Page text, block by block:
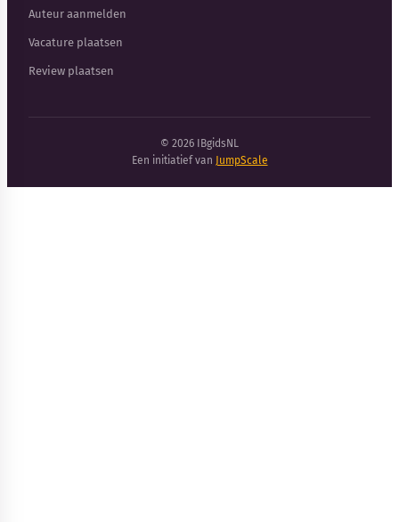
Auteur aanmelden
Vacature plaatsen
Review plaatsen
© 2026 IBgidsNL
Een initiatief van JumpScale